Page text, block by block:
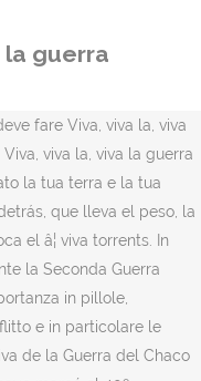
la guerra
fare Viva, viva la, viva
viva la, viva la guerra
la tua terra e la tua
que lleva el peso, la
el â¦ viva torrents. In
la Seconda Guerra
in pillole,
e in particolare le
de la Guerra del Chaco